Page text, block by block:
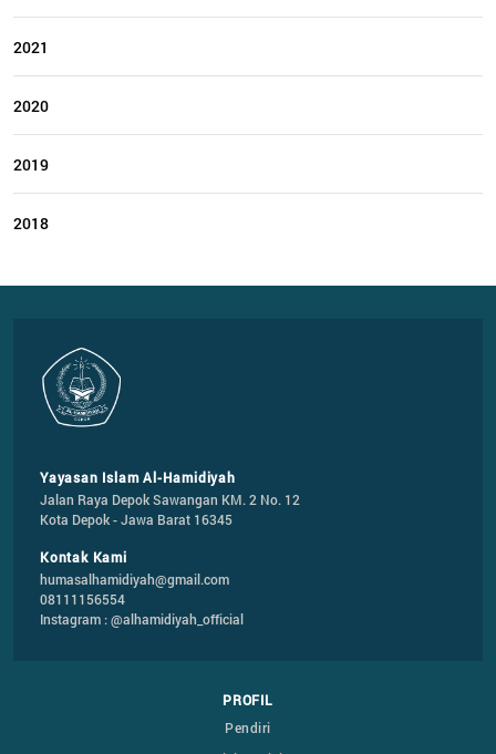
2021
2020
2019
2018
Yayasan Islam Al-Hamidiyah
Jalan Raya Depok Sawangan KM. 2 No. 12
Kota Depok - Jawa Barat 16345
Kontak Kami
humasalhamidiyah@gmail.com
08111156554
Instagram : @alhamidiyah_official
PROFIL
Pendiri